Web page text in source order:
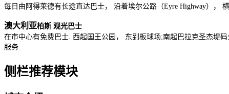
每日由阿得莱德有长途直达巴士， 沿着埃尔公路（Eyre Highway），
澳大利亚柏斯 观光巴士
在市中心有免费巴士. 西起国王公园， 东到板球场;南起巴拉克圣杰堤
服务.
侧栏推荐模块